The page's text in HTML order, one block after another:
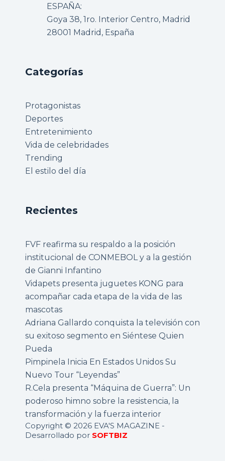
ESPAÑA:
Goya 38, 1ro. Interior Centro, Madrid
28001 Madrid, España
Categorías
Protagonistas
Deportes
Entretenimiento
Vida de celebridades
Trending
El estilo del día
Recientes
FVF reafirma su respaldo a la posición
institucional de CONMEBOL y a la gestión
de Gianni Infantino
Vidapets presenta juguetes KONG para
acompañar cada etapa de la vida de las
mascotas
Adriana Gallardo conquista la televisión con
su exitoso segmento en Siéntese Quien
Pueda
Pimpinela Inicia En Estados Unidos Su
Nuevo Tour “Leyendas”
R.Cela presenta “Máquina de Guerra”: Un
poderoso himno sobre la resistencia, la
transformación y la fuerza interior
Copyright © 2026 EVA'S MAGAZINE -
Desarrollado por SOFTBIZ